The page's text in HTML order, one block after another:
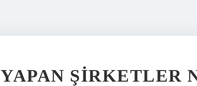
ŞIRKETLER